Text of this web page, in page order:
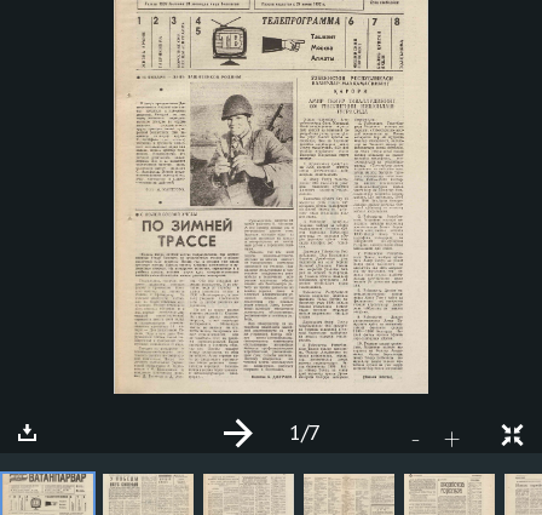
- +
1/7